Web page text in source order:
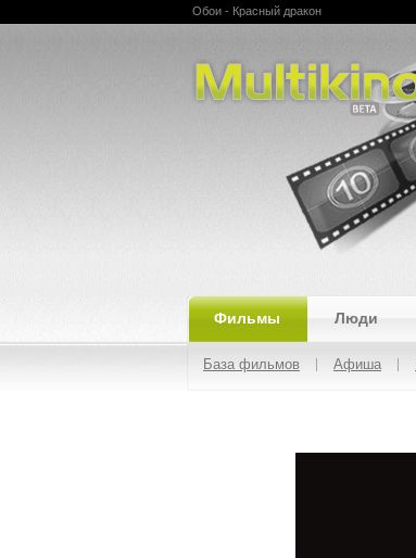
Multikino
Обои - Красный дракон
Фильмы Люди
База фильмов Афиша